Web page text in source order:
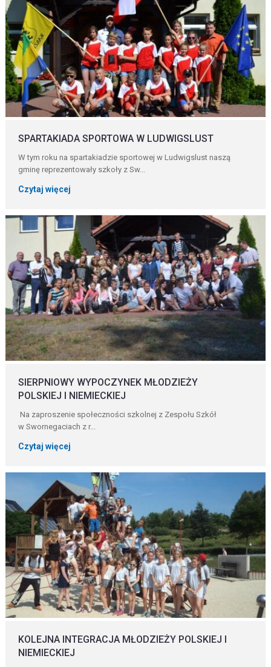
SPARTAKIADA SPORTOWA W LUDWIGSLUST
W tym roku na spartakiadzie sportowej w Ludwigslust naszą
gminę reprezentowały szkoły z Sw...
Czytaj więcej
SIERPNIOWY WYPOCZYNEK MŁODZIEŻY
POLSKIEJ I NIEMIECKIEJ
Na zaproszenie społeczności szkolnej z Zespołu Szkół
w Swornegaciach z r...
Czytaj więcej
KOLEJNA INTEGRACJA MŁODZIEŻY POLSKIEJ I
NIEMIECKIEJ